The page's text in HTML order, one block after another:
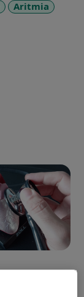
Aritmia